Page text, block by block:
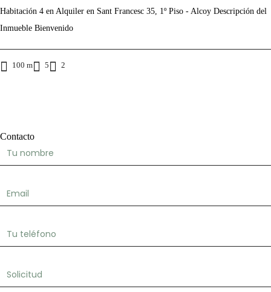
Habitación 4 en Alquiler en Sant Francesc 35, 1º Piso - Alcoy Descripción del
Inmueble Bienvenido
100 m 5 2
Contacto